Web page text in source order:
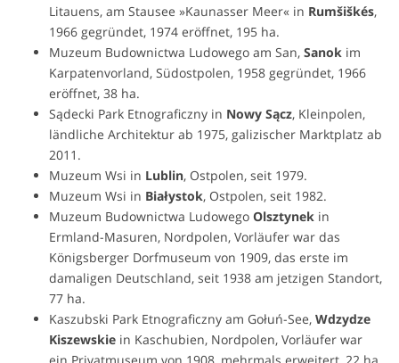
Litauens, am Stausee »Kaunasser Meer« in Rumšiškés,
1966 gegründet, 1974 eröffnet, 195 ha.
Muzeum Budownictwa Ludowego am San, Sanokim
Karpatenvorland, Südostpolen, 1958 gegründet, 1966
eröffnet, 38 ha.
Sądecki Park Etnograficzny in Nowy Sącz, Kleinpolen,
ländliche Architektur ab 1975, galizischer Marktplatz ab
2011.
Muzeum Wsi in Lublin, Ostpolen, seit 1979.
Muzeum Wsi in Białystok, Ostpolen, seit 1982.
Muzeum Budownictwa Ludowego Olsztynekin
Ermland-Masuren, Nordpolen, Vorläufer war das
Königsberger Dorfmuseum von 1909, das erste im
damaligen Deutschland, seit 1938 am jetzigen Standort,
77 ha.
Kaszubski Park Etnograficzny am Gołuń-See, Wdzydze
Kiszewskiein Kaschubien, Nordpolen, Vorläufer war